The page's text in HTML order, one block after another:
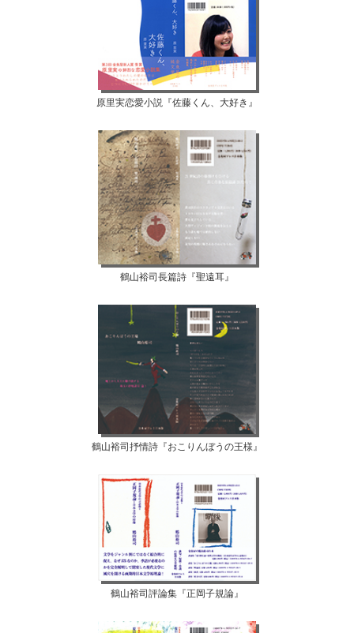
原里実恋愛小説『佐藤くん、大好き』
鶴山裕司長篇詩『聖遠耳』
鶴山裕司抒情詩『おこりんぼうの王様』
鶴山裕司評論集『正岡子規論』